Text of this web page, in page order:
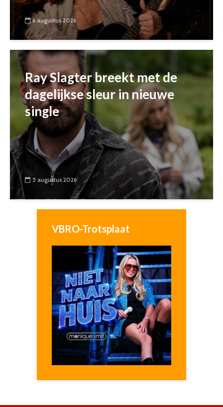
6 augustus 2026
Ray Slagter breekt met de
dagelijkse sleur in nieuwe
single
5 augustus 2026
VBRO-Trotsplaat